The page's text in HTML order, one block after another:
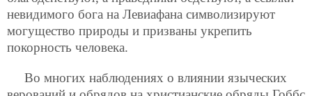
невидимого бога на Левиафана символизируют
могущество природы и призваны укрепить
покорность человека.
Во многих наблюдениях о влиянии языческих